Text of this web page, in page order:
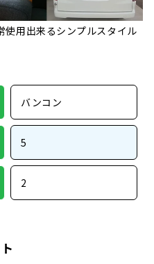
使用出来るシンプルスタイル
バンコン
5
2